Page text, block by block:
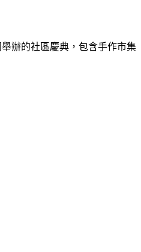
辦的社區慶典，包含手作市集